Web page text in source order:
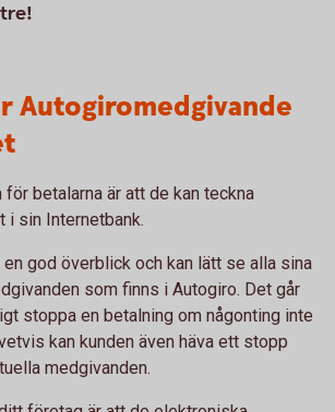
Autogiromedgivande
för betalarna är att de kan teckna
i sin Internetbank.
en god överblick och kan lätt se alla sina
som finns i Autogiro. Det går
stoppa en betalning om någonting inte
kan kunden även häva ett stopp
medgivanden.